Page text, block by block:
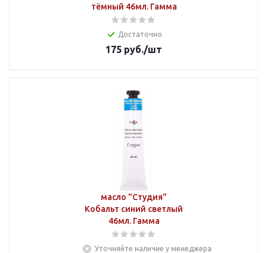
тёмный 46мл. Гамма
Достаточно
175 руб./шт
масло "Студия"
Кобальт синий светлый
46мл. Гамма
Уточняйте наличие у менеджера